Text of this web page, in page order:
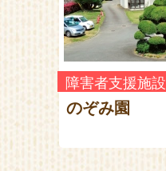
障害者支援施設
のぞみ園